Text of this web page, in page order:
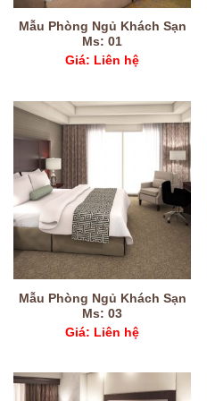
Mẫu Phòng Ngủ Khách Sạn
Ms: 01
Giá: Liên hệ
Mẫu Phòng Ngủ Khách Sạn
Ms: 03
Giá: Liên hệ